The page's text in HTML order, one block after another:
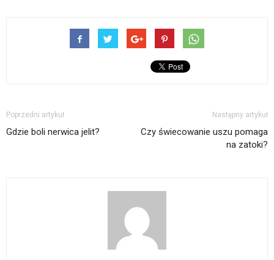
Poprzedni artykuł
Gdzie boli nerwica jelit?
Następny artykuł
Czy świecowanie uszu pomaga
na zatoki?